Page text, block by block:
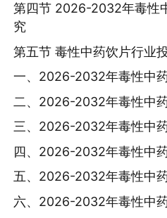
第四节 2026-2032年毒性
究
第五节 毒性中药饮片行业
一、2026-2032年毒性中
二、2026-2032年毒性中
三、2026-2032年毒性中
四、2026-2032年毒性中
五、2026-2032年毒性中
六、2026-2032年毒性中